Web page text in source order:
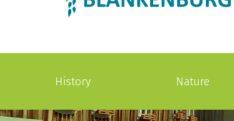
History Nature